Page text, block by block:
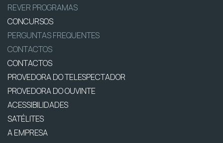
REVER PROGRAMAS
CONCURSOS
PERGUNTAS FREQUENTES
CONTACTOS
CONTACTOS
PROVEDORA DO TELESPECTADOR
PROVEDORA DO OUVINTE
ACESSIBILIDADES
SATÉLITES
A EMPRESA